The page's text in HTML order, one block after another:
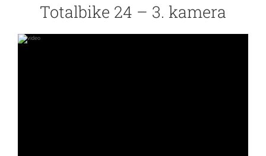
Totalbike 24 – 3. kamera